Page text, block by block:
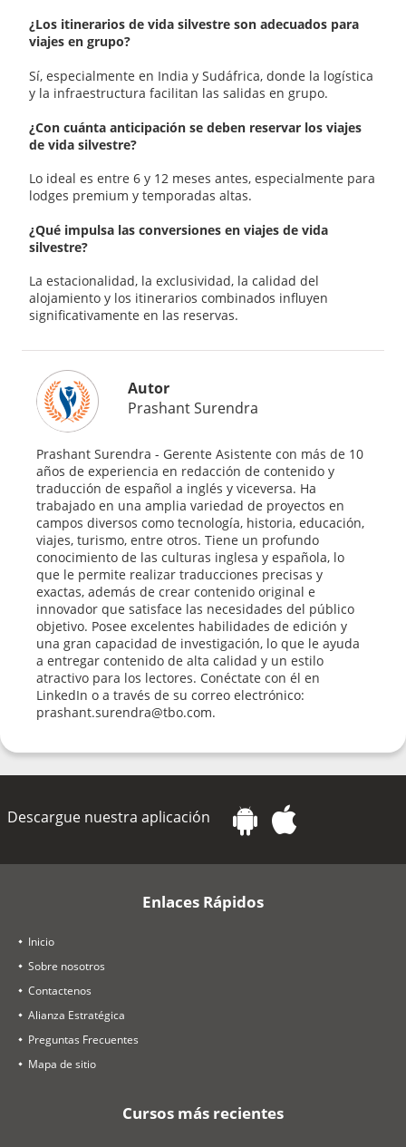
¿Los itinerarios de vida silvestre son adecuados para
viajes en grupo?
Sí, especialmente en India y Sudáfrica, donde la logística
y la infraestructura facilitan las salidas en grupo.
¿Con cuánta anticipación se deben reservar los viajes
de vida silvestre?
Lo ideal es entre 6 y 12 meses antes, especialmente para
lodges premium y temporadas altas.
¿Qué impulsa las conversiones en viajes de vida
silvestre?
La estacionalidad, la exclusividad, la calidad del
alojamiento y los itinerarios combinados influyen
significativamente en las reservas.
Autor
Prashant Surendra
Prashant Surendra - Gerente Asistente con más de 10
años de experiencia en redacción de contenido y
traducción de español a inglés y viceversa. Ha
trabajado en una amplia variedad de proyectos en
campos diversos como tecnología, historia, educación,
viajes, turismo, entre otros. Tiene un profundo
conocimiento de las culturas inglesa y española, lo
que le permite realizar traducciones precisas y
exactas, además de crear contenido original e
innovador que satisface las necesidades del público
objetivo. Posee excelentes habilidades de edición y
una gran capacidad de investigación, lo que le ayuda
a entregar contenido de alta calidad y un estilo
atractivo para los lectores. Conéctate con él en
LinkedIn o a través de su correo electrónico:
prashant.surendra@tbo.com.
Descargue nuestra aplicación
Enlaces Rápidos
Inicio
Sobre nosotros
Contactenos
Alianza Estratégica
Preguntas Frecuentes
Mapa de sitio
Cursos más recientes